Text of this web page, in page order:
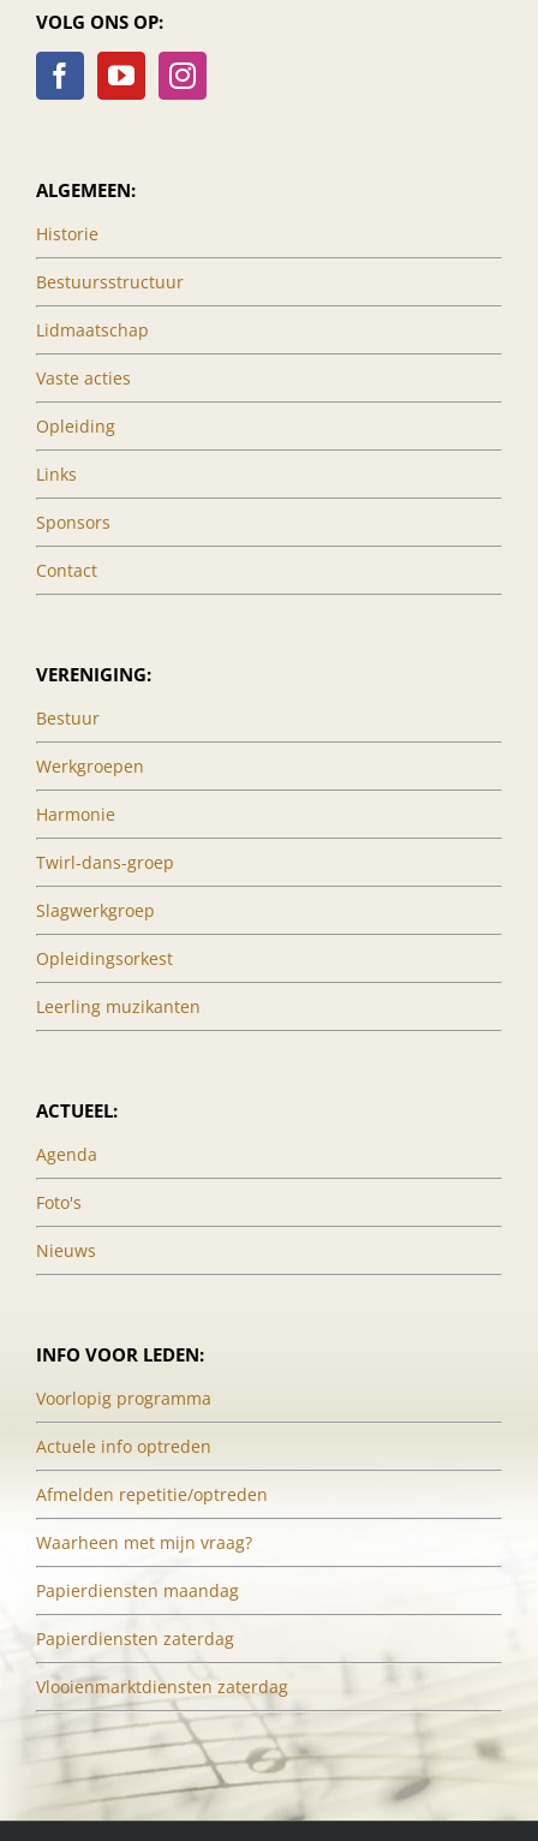
VOLG ONS OP:
ALGEMEEN:
Historie
Bestuursstructuur
Lidmaatschap
Vaste acties
Opleiding
Links
Sponsors
Contact
VERENIGING:
Bestuur
Werkgroepen
Harmonie
Twirl-dans-groep
Slagwerkgroep
Opleidingsorkest
Leerling muzikanten
ACTUEEL:
Agenda
Foto's
Nieuws
INFO VOOR LEDEN:
Voorlopig programma
Actuele info optreden
Afmelden repetitie/optreden
Waarheen met mijn vraag?
Papierdiensten maandag
Papierdiensten zaterdag
Vlooienmarktdiensten zaterdag